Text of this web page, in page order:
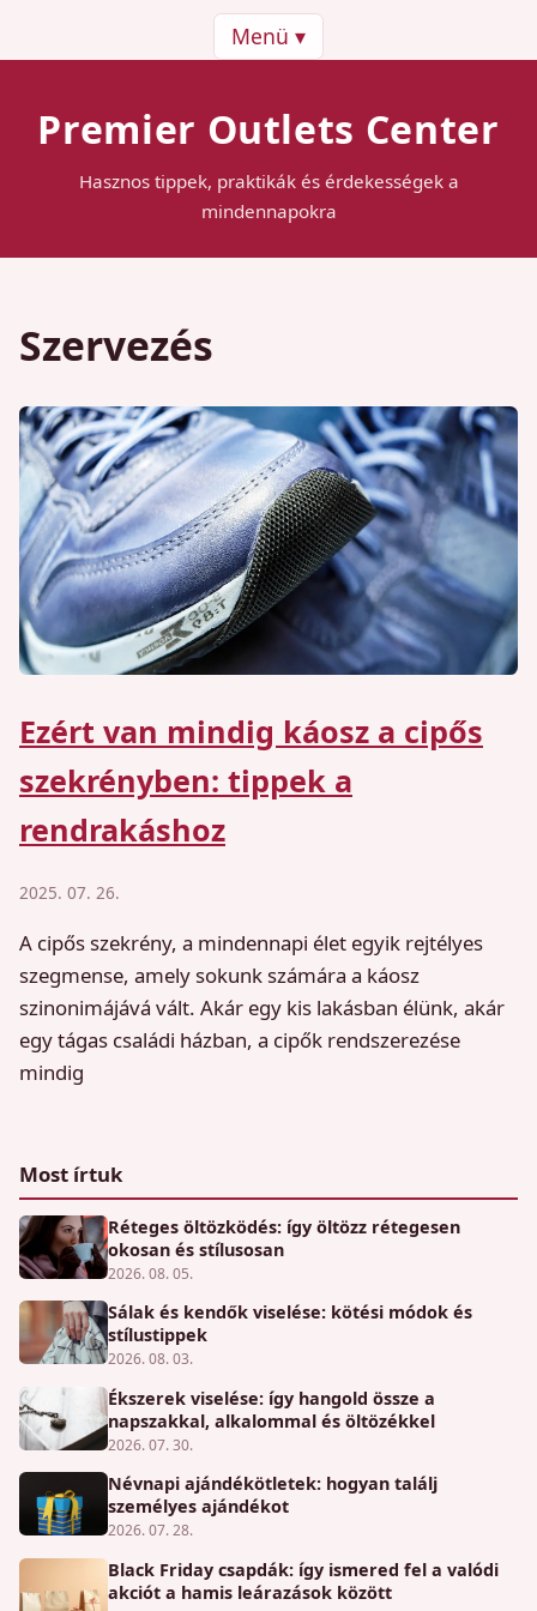
Menü ▾
Premier Outlets Center
Hasznos tippek, praktikák és érdekességek a
mindennapokra
Szervezés
Ezért van mindig káosz a cipős
szekrényben: tippek a
rendrakáshoz
2025. 07. 26.
A cipős szekrény, a mindennapi élet egyik rejtélyes
szegmense, amely sokunk számára a káosz
szinonimájává vált. Akár egy kis lakásban élünk, akár
egy tágas családi házban, a cipők rendszerezése
mindig
Most írtuk
Réteges öltözködés: így öltözz rétegesen
okosan és stílusosan
2026. 08. 05.
Sálak és kendők viselése: kötési módok és
stílustippek
2026. 08. 03.
Ékszerek viselése: így hangold össze a
napszakkal, alkalommal és öltözékkel
2026. 07. 30.
Névnapi ajándékötletek: hogyan találj
személyes ajándékot
2026. 07. 28.
Black Friday csapdák: így ismered fel a valódi
akciót a hamis leárazások között